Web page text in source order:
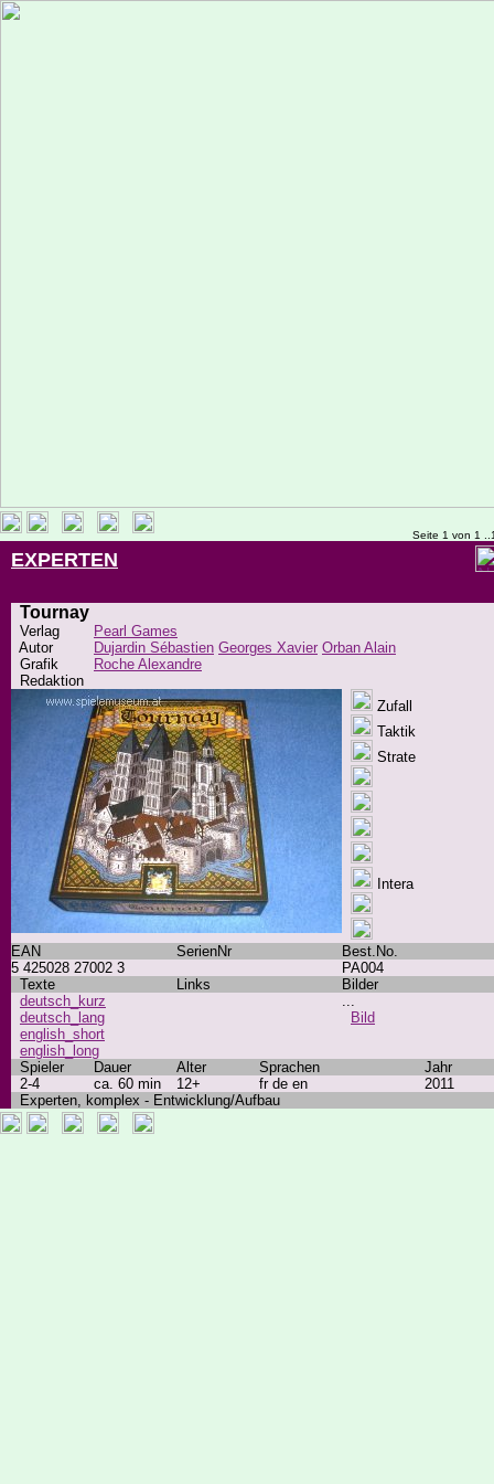
Seite 1 von 1
EXPERTEN
Tournay
Verlag
Pearl Games
Autor
Dujardin Sébastien Georges Xavier Orban Alain
Grafik
Roche Alexandre
Redaktion
Zufall
Taktik
Strate
Intera
EAN SerienNr
Best.No.
5 425028 27002 3
PA004
Texte
Links
Bilder
deutsch_kurz
deutsch_lang
english_short
english_long
...
Bild
Spieler Dauer Alter Sprachen
Jahr
2-4
ca. 60 min 12+ fr de en
2011
Experten, komplex - Entwicklung/Aufbau